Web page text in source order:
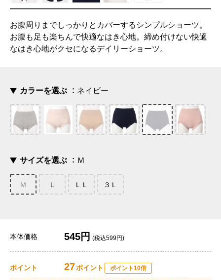
お腹周りまでしっかりとカバーするシンプルショーツ。
お腹も足も楽ちんで快適なはき心地。締め付けない快適
なはき心地がクセになるデイリーショーツ。
カラーを選ぶ ネイビー
サイズを選ぶ Ｍ
Ｍ Ｌ ＬＬ ３Ｌ
本体価格 545円 (税込599円)
ポイント 27ポイント ポイント10倍